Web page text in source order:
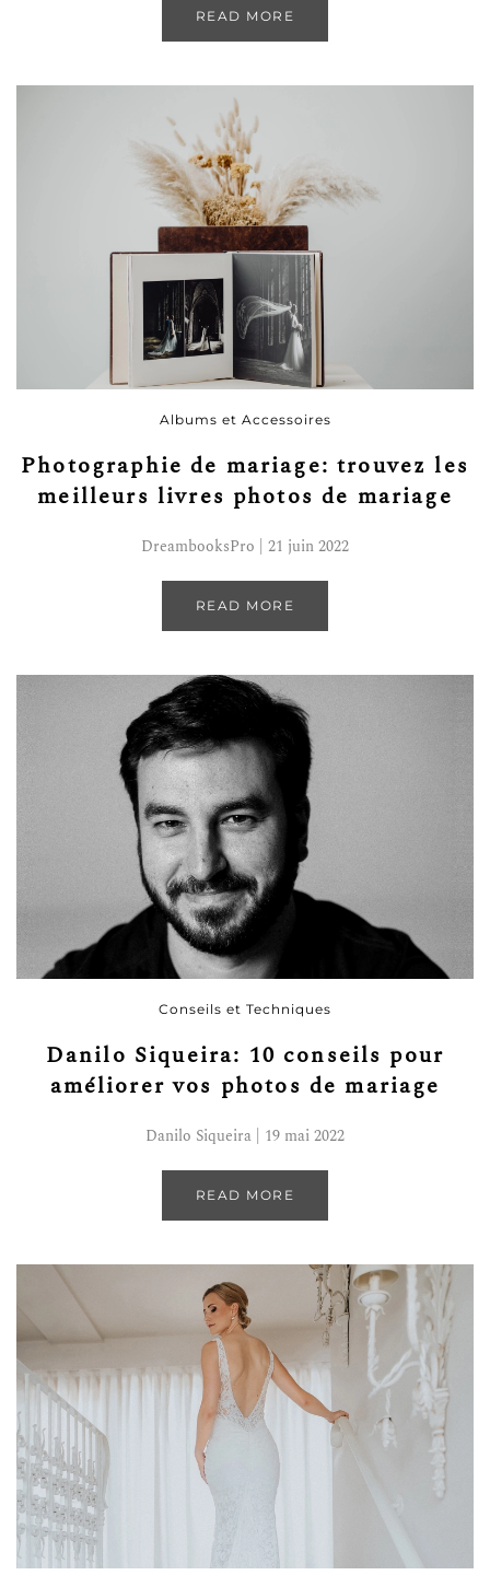
READ MORE
Albums et Accessoires
Photographie de mariage: trouvez les
meilleurs livres photos de mariage
DreambooksPro | 21 juin 2022
READ MORE
Conseils et Techniques
Danilo Siqueira: 10 conseils pour
améliorer vos photos de mariage
Danilo Siqueira | 19 mai 2022
READ MORE